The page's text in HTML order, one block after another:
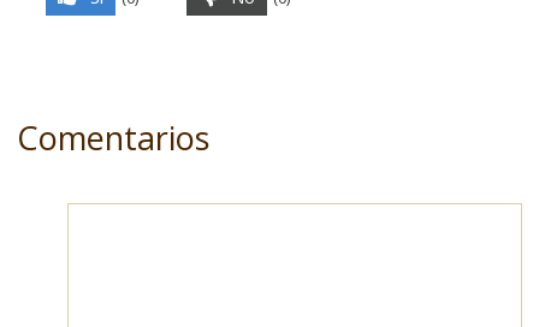
Comentarios